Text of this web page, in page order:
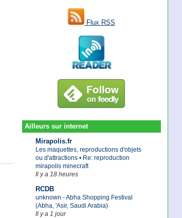
Flux RSS
Ailleurs sur internet
Mirapolis.fr
Les maquettes, reproductions d'objets
ou d'attractions • Re: reproduction
mirapolis minecraft
Il y a 18 heures
RCDB
unknown - Abha Shopping Festival
(Abha, 'Asir, Saudi Arabia)
Il y a 1 jour